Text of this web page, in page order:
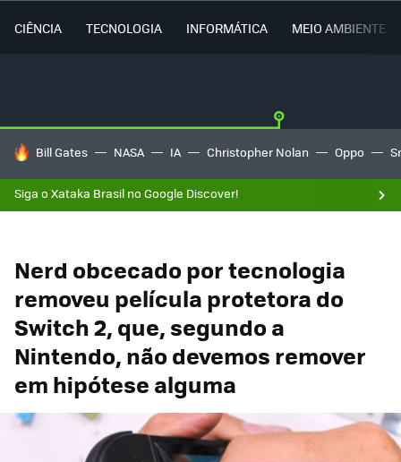
CIÊNCIA TECNOLOGIA INFORMÁTICA MEIO AMBIENTE
TENDÊNCIAS DO DIA
Bill Gates NASA IA Christopher Nolan Oppo
Siga o Xataka Brasil no Google Discover!
Nerd obcecado por tecnologia
removeu película protetora do
Switch 2, que, segundo a
Nintendo, não devemos remover
em hipótese alguma